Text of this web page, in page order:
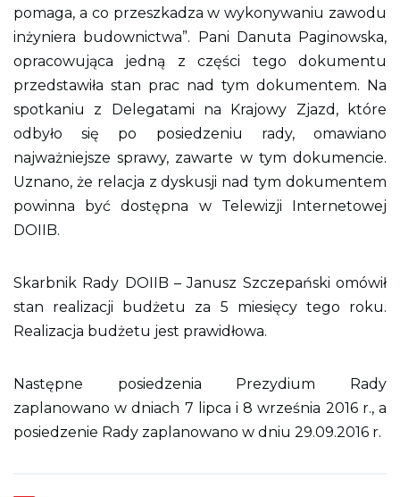
pomaga, a co przeszkadza w wykonywaniu zawodu
inżyniera budownictwa”. Pani Danuta Paginowska,
opracowująca jedną z części tego dokumentu
przedstawiła stan prac nad tym dokumentem. Na
spotkaniu z Delegatami na Krajowy Zjazd, które
odbyło się po posiedzeniu rady, omawiano
najważniejsze sprawy, zawarte w tym dokumencie.
Uznano, że relacja z dyskusji nad tym dokumentem
powinna być dostępna w Telewizji Internetowej
DOIIB.
Skarbnik Rady DOIIB – Janusz Szczepański omówił
stan realizacji budżetu za 5 miesięcy tego roku.
Realizacja budżetu jest prawidłowa.
Następne posiedzenia Prezydium Rady
zaplanowano w dniach 7 lipca i 8 września 2016 r., a
posiedzenie Rady zaplanowano w dniu 29.09.2016 r.